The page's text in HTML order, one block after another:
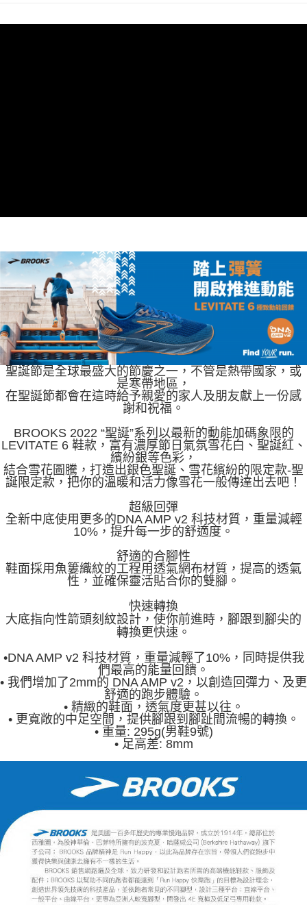
聖誕節是全球最盛大的節慶之一，不管是熱帶國家，或
是寒帶地區，
在聖誕節都會在這時給予親愛的家人及朋友獻上一份感
謝和祝福。
BROOKS 2022 “聖誕”系列以最新的動能加碼象限的
LEVITATE 6 鞋款，富有濃厚節日氣氛雪花白、聖誕紅、
繽紛銀等色彩，
結合雪花圖騰，打造出銀色聖誕、雪花繽紛的限定款-聖
誕限定款，把你的溫暖和活力像雪花一般傳達出去吧！
超級回彈
全新中底使用更多的DNA AMP v2 科技材質，重量減輕
10%，提升每一步的舒適度。
舒適的合腳性
鞋面採用魚簍織紋的工程用透氣網布材質，提高的透氣
性，並確保靈活貼合你的雙腳。
快速轉換
大底指向性箭頭刻紋設計，使你前進時，腳跟到腳尖的
轉換更快速。
•DNA AMP v2 科技材質，重量減輕了10%，同時提供我
們最高的能量回饋。
• 我們增加了2mm的 DNA AMP v2，以創造回彈力、及更
舒適的跑步體驗。
• 精緻的鞋面，透氣度更甚以往。
• 更寬敞的中足空間，提供腳跟到腳趾間流暢的轉換。
• 重量: 295g(男鞋9號)
• 足高差: 8mm